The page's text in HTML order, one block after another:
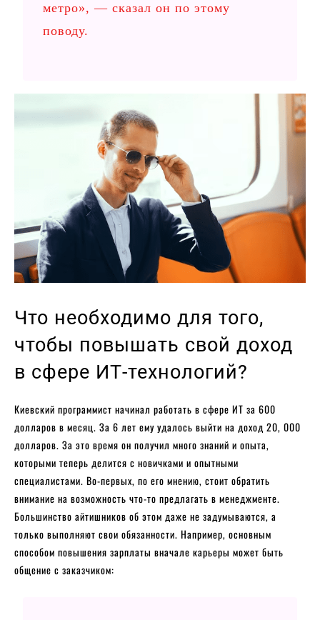
метро», — сказал он по этому
поводу.
Что необходимо для того,
чтобы повышать свой доход
в сфере ИТ-технологий?
Киевский программист начинал работать в сфере ИТ за 600
долларов в месяц. За 6 лет ему удалось выйти на доход 20, 000
долларов. За это время он получил много знаний и опыта,
которыми теперь делится с новичками и опытными
специалистами. Во-первых, по его мнению, стоит обратить
внимание на возможность что-то предлагать в менеджменте.
Большинство айтишников об этом даже не задумываются, а
только выполняют свои обязанности. Например, основным
способом повышения зарплаты вначале карьеры может быть
общение с заказчиком: